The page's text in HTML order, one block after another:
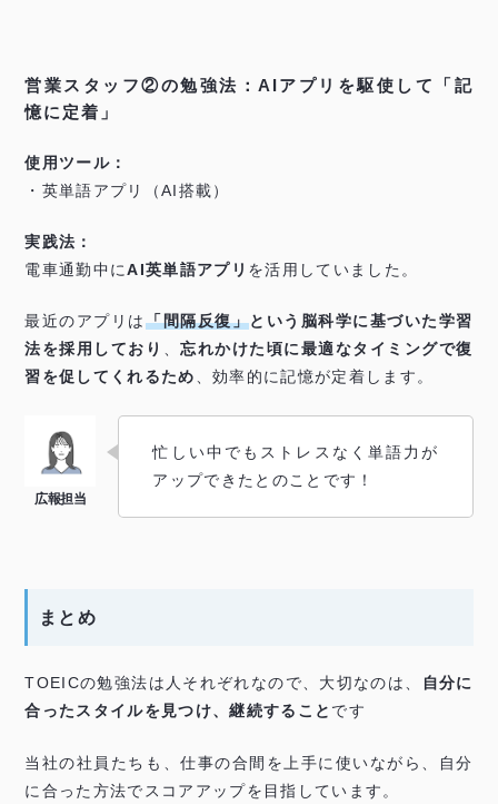
営業スタッフ②の勉強法：AIアプリを駆使して「記
憶に定着」
使用ツール：
・英単語アプリ（AI搭載）
実践法：
電車通勤中にAI英単語アプリ を活用していました。
最近のアプリは「間隔反復」という脳科学に基づいた学習
法を採用しており 、忘れかけた頃に最適なタイミングで復
習を促してくれるため、効率的に記憶が定着します。
忙しい中でもストレスなく単語力が
アップできたとのことです！
まとめ
TOEICの勉強法は人それぞれなので、大切なのは、
自分に
合ったスタイルを見つけ、継続すること です
当社の社員たちも、仕事の合間を上手に使いながら、自分
に合った方法でスコアアップを目指しています。